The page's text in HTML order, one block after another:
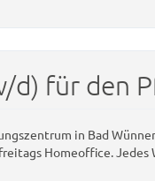
d) für den
in Bad
Homeoffice. Jedes